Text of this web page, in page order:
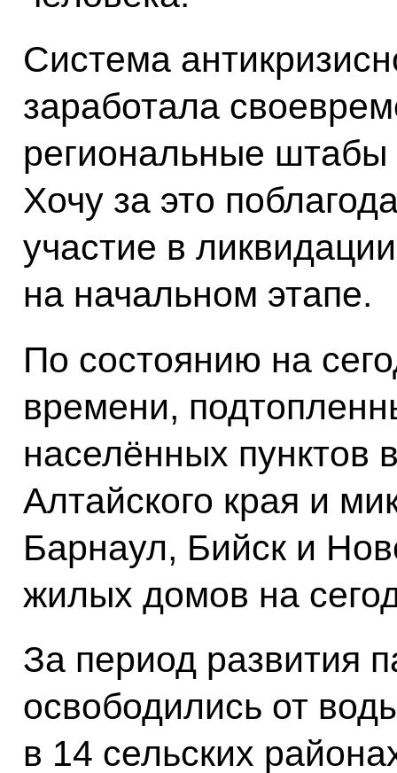
Система
заработала
региональные
Хочу за это
участие в
на начальном этапе.
По состоянию на
времени,
населённых пунктов
Алтайского края и
Барнаул, Бийск и
жилых домов на
За период развития
освободились от
в 14 сельских